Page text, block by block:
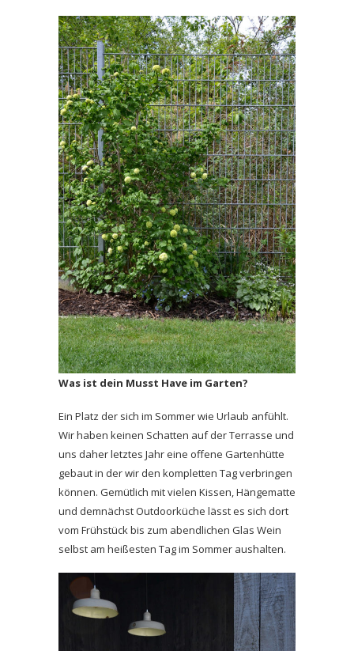
Was ist dein Musst Have im Garten?
Ein Platz der sich im Sommer wie Urlaub anfühlt.
Wir haben keinen Schatten auf der Terrasse und
uns daher letztes Jahr eine offene Gartenhütte
gebaut in der wir den kompletten Tag verbringen
können. Gemütlich mit vielen Kissen, Hängematte
und demnächst Outdoorküche lässt es sich dort
vom Frühstück bis zum abendlichen Glas Wein
selbst am heißesten Tag im Sommer aushalten.